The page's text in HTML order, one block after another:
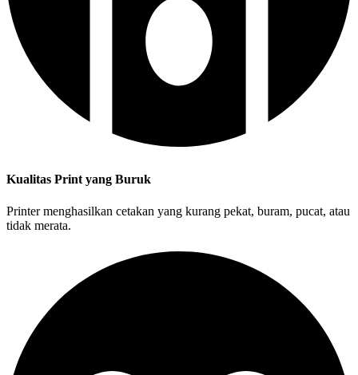
Kualitas Print yang Buruk
Printer menghasilkan cetakan yang kurang pekat, buram, pucat, atau
tidak merata.